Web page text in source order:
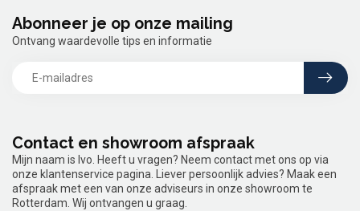
Contact en showroom afspraak
Mijn naam is Ivo. Heeft u vragen? Neem contact met ons op via
onze klantenservice pagina. Liever persoonlijk advies? Maak een
afspraak met een van onze adviseurs in onze showroom te
Rotterdam. Wij ontvangen u graag.
Abonneer je op onze mailing
Ontvang waardevolle tips en informatie